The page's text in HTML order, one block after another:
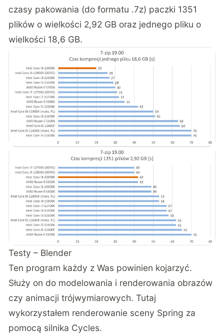
czasy pakowania (do formatu .7z) paczki 1351
plików o wielkości 2,92 GB oraz jednego pliku o
wielkości 18,6 GB.
Testy – Blender
Ten program każdy z Was powinien kojarzyć.
Służy on do modelowania i renderowania obrazów
czy animacji trójwymiarowych. Tutaj
wykorzystałem renderowanie sceny Spring za
pomocą silnika Cycles.